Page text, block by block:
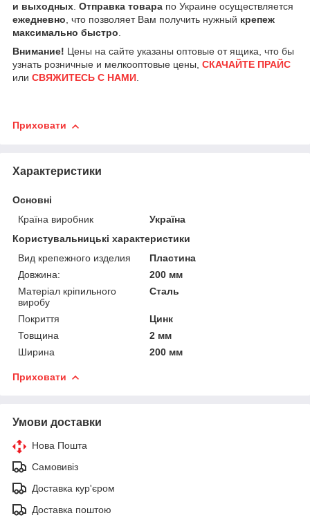
и выходных. Отправка товара по Украине осуществляется
ежедневно, что позволяет Вам получить нужный крепеж
максимально быстро.
Внимание! Цены на сайте указаны оптовые от ящика, что бы
узнать розничные и мелкооптовые цены, СКАЧАЙТЕ ПРАЙС
или СВЯЖИТЕСЬ С НАМИ.
Приховати
Характеристики
Основні
Країна виробник
Україна
Користувальницькі характеристики
Вид крепежного изделия
Пластина
Довжина:
200 мм
Матеріал кріпильного
виробу
Сталь
Покриття
Цинк
Товщина
2 мм
Ширина
200 мм
Приховати
Умови доставки
Нова Пошта
Самовивіз
Доставка кур'єром
Доставка поштою